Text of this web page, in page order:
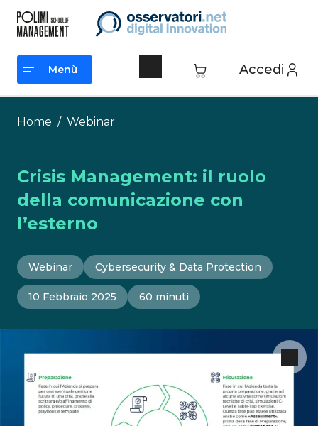
contenuto
Accedi
Menù
Menù
Home / Webinar
Crisis Management: il ruolo
della comunicazione con
l’esterno
Webinar Cybersecurity & Data Protection
10 Febbraio 2025 60 minuti